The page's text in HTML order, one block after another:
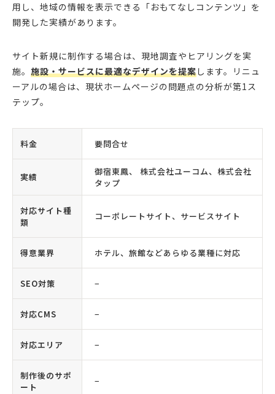
用し、地域の情報を表示できる「おもてなしコンテンツ」を
開発した実績があります。
サイト新規に制作する場合は、現地調査やヒアリングを実
施。 施設・サービスに最適なデザインを提案します。リニュ
ーアルの場合は、現状ホームページの問題点の分析が第1ス
テップ。
料金 要問合せ
実績
御宿東鳳、 株式会社ユーコム、株式会社
タップ
対応サイト種
類
コーポレートサイト、サービスサイト
得意業界 ホテル、旅館などあらゆる業種に対応
SEO対策 −
対応CMS −
対応エリア −
制作後のサポ
ート
−